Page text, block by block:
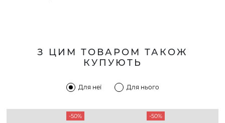
З ЦИМ ТОВАРОМ ТАКОЖ
КУПУЮТЬ
Для неї Для нього
-50% -50%